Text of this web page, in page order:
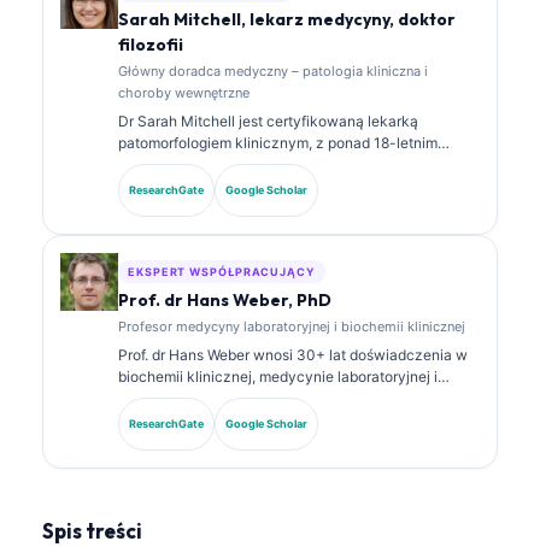
Sarah Mitchell, lekarz medycyny, doktor
filozofii
Główny doradca medyczny – patologia kliniczna i
choroby wewnętrzne
Dr Sarah Mitchell jest certyfikowaną lekarką
patomorfologiem klinicznym, z ponad 18-letnim
doświadczeniem w medycynie laboratoryjnej i
analizie diagnostycznej. Posiada specjalistyczne
certyfikaty z chemii klinicznej i opublikowała
ResearchGate Google Scholar
EKSPERT WSPÓŁPRACUJĄCY
Prof. dr Hans Weber, PhD
Profesor medycyny laboratoryjnej i biochemii klinicznej
Prof. dr Hans Weber wnosi 30+ lat doświadczenia w
biochemii klinicznej, medycynie laboratoryjnej i
badaniach nad biomarkerami. Były prezes
Niemieckiego Towarzystwa Chemii Klinicznej,
specjalizuje się w analizie paneli diagnostycznych,
ResearchGate Google Scholar
Spis treści